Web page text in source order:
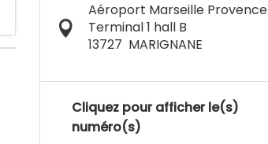
Aéroport Marseille Provence
Terminal 1 hall B
13727 MARIGNANE
Cliquez pour afficher le(s)
numéro(s)